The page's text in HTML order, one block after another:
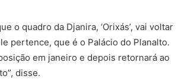
o quadro da Djanira, ‘Orixás’, vai voltar
pertence, que é o Palácio do Planalto.
em janeiro e depois retornará ao
disse.